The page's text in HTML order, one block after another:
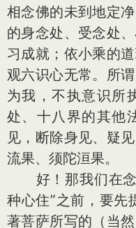
相念佛的未到地定
的身念处、受念处
习成就；依小乘的
观六识心无常。所
为我，不执意识所
处、十八界的其他
见，断除身见、疑
流果、须陀洹果。
好！那我们在念
种心住”之前，要先
著菩萨所写的（当